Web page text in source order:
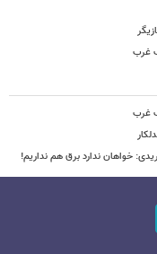
غرب
غرب
خواهان ندارد برق هم نداریم!